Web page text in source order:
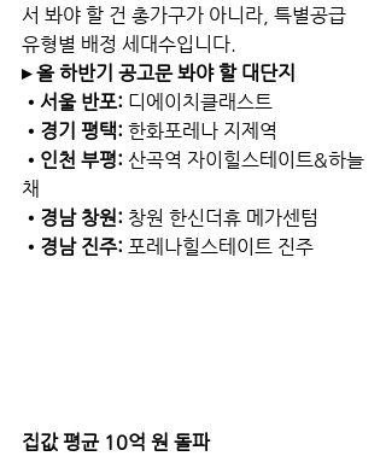
서 봐야 할 건 총가구가 아니라, 특별공급
유형별 배정 세대수입니다.
▸ 올 하반기 공고문 봐야 할 대단지
•서울 반포: 디에이치클래스트
•경기 평택: 한화포레나 지제역
•인천 부평: 산곡역 자이힐스테이트&하늘
채
•경남 창원: 창원 한신더휴 메가센텀
•경남 진주: 포레나힐스테이트 진주
집값 평균 10억 원 돌파